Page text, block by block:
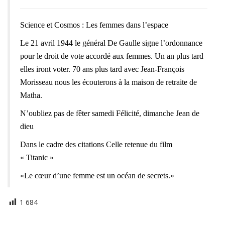
Science et Cosmos : Les femmes dans l’espace
Le 21 avril 1944 le général De Gaulle signe l’ordonnance
pour le droit de vote accordé aux femmes. Un an plus tard
elles iront voter. 70 ans plus tard avec Jean-François
Morisseau nous les écouterons à la maison de retraite de
Matha.
N’oubliez pas de fêter samedi Félicité, dimanche Jean de
dieu
Dans le cadre des citations Celle retenue du film
« Titanic »
«Le cœur d’une femme est un océan de secrets.»
1 684